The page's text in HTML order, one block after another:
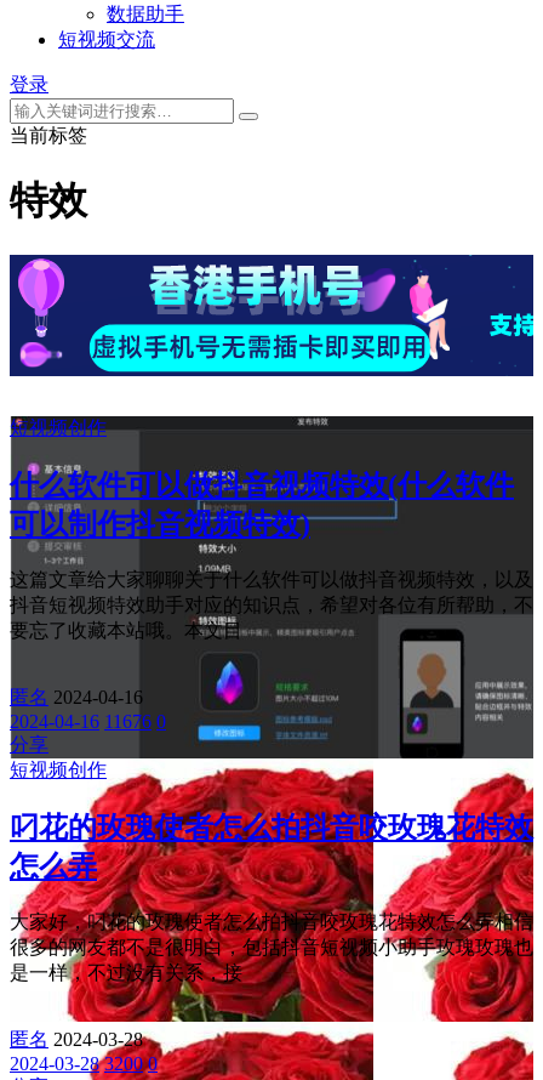
数据助手
短视频交流
登录
当前标签
特效
短视频创作
什么软件可以做抖音视频特效(什么软件
可以制作抖音视频特效)
这篇文章给大家聊聊关于什么软件可以做抖音视频特效，以及
抖音短视频特效助手对应的知识点，希望对各位有所帮助，不
要忘了收藏本站哦。本文目
匿名 2024-04-16
2024-04-16 11676 0
分享
短视频创作
叼花的玫瑰使者怎么拍抖音咬玫瑰花特效
怎么弄
大家好，叼花的玫瑰使者怎么拍抖音咬玫瑰花特效怎么弄相信
很多的网友都不是很明白，包括抖音短视频小助手玫瑰玫瑰也
是一样，不过没有关系，接
匿名 2024-03-28
2024-03-28 3200 0